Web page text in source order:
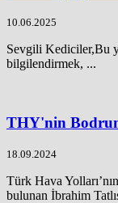
10.06.2025
Sevgili Kediciler,Bu
bilgilendirmek, ...
THY'nin
18.09.2024
Türk Hava
bulunan İbrahim